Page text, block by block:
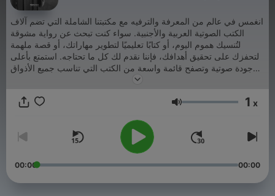
انغمس في عالم من المعرفة والترفيه مع مكتبتنا الشاملة التي تضم آلاف
الكتب الصوتية العربية والأجنبية. سواء كنت تبحث عن رواية مشوقة
لتُنسيك هموم اليوم، أو كتابًا تعليميًا لتطوير مهاراتك، أو قصة ملهمة
لتحفزك على تحقيق أهدافك، فإننا نقدم لك كل ما تحتاجه. استمتع بأعلى
جودة صوتية وتصفح قائمة واسعة من الكتب التي تناسب جميع الأذواق
والأعمار. اشترك الآن واستكشف عالمًا جديدًا من المعرفة والمتعة.
Lautstärke 1 x
00:00 00:00